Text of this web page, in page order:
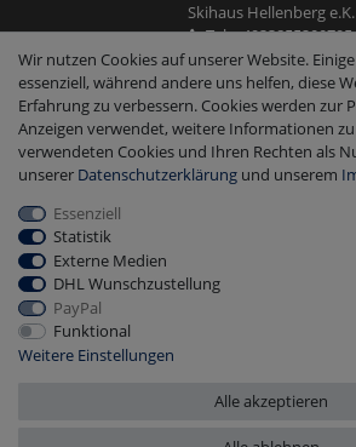
Skihaus Hellenberg e.K.
Tel: +4933855200795
Fax: +4933855200793
kontakt@ski-
2026 Skihaus Hellenberg e.K.
*Alle Preise inkl. MwSt., zzgl.
Wir nutzen Cookies auf unserer Website.
essenziell, während andere uns helfen, diese
Erfahrung zu verbessern. Cookies werden zur
Anzeigen verwendet, weitere Informationen
verwendeten Cookies und Ihren Rechten als
unserer Daten­schutz­erklärung und unserem
Essenziell
Statistik
Externe Medien
DHL Wunschzustellung
PayPal
Funktional
Weitere Einstellungen
Alle akzeptieren